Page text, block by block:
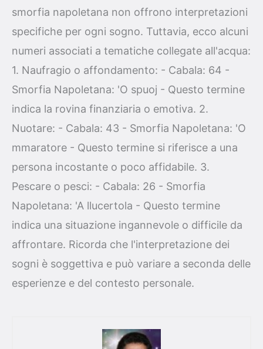
smorfia napoletana non offrono interpretazioni
specifiche per ogni sogno. Tuttavia, ecco alcuni
numeri associati a tematiche collegate all'acqua:
1. Naufragio o affondamento: - Cabala: 64 -
Smorfia Napoletana: 'O spuoj - Questo termine
indica la rovina finanziaria o emotiva. 2.
Nuotare: - Cabala: 43 - Smorfia Napoletana: 'O
mmaratore - Questo termine si riferisce a una
persona incostante o poco affidabile. 3.
Pescare o pesci: - Cabala: 26 - Smorfia
Napoletana: 'A llucertola - Questo termine
indica una situazione ingannevole o difficile da
affrontare. Ricorda che l'interpretazione dei
sogni è soggettiva e può variare a seconda delle
esperienze e del contesto personale.